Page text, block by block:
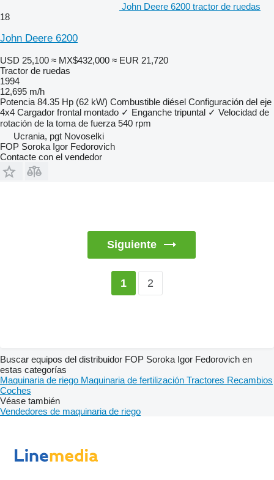
John Deere 6200 tractor de ruedas
18
John Deere 6200
USD 25,100 ≈ MX$432,000 ≈ EUR 21,720
Tractor de ruedas
1994
12,695 m/h
Potencia 84.35 Hp (62 kW) Combustible diésel Configuración del eje
4x4 Cargador frontal montado ✓ Enganche tripuntal ✓ Velocidad de
rotación de la toma de fuerza 540 rpm
Ucrania, pgt Novoselki
FOP Soroka Igor Fedorovich
Contacte con el vendedor
Siguiente
1 2
Buscar equipos del distribuidor FOP Soroka Igor Fedorovich en
estas categorías
Maquinaria de riego Maquinaria de fertilización Tractores Recambios
Coches
Véase también
Vendedores de maquinaria de riego